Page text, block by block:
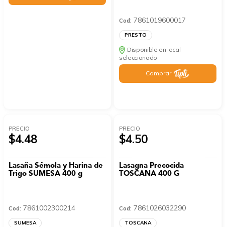
Cod: 7861019600017
PRESTO
Disponible en local
seleccionado
Comprar
PRECIO
$4.48
Lasaña Sémola y Harina de
Trigo SUMESA 400 g
Cod: 7861002300214
SUMESA
PRECIO
$4.50
Lasagna Precocida
TOSCANA 400 G
Cod: 7861026032290
TOSCANA